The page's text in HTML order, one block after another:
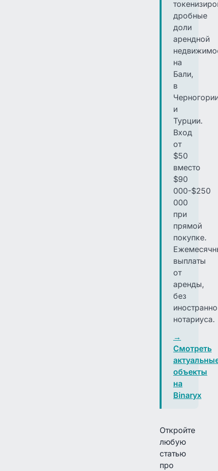
дробные
доли
арендной
на
Бали,
в
и
Турции.
Вход
от
$50
вместо
$90
000-$250
000
при
прямой
покупке.
выплаты
от
аренды,
без
нотариуса.
→
Смотреть
объекты
на
Binaryx
Откройте
любую
статью
про